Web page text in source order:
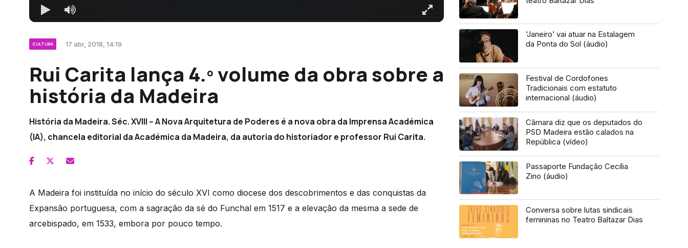
CULTURA 17 abr, 2018, 14:19
Rui Carita lança 4.º volume da obra sobre a
história da Madeira
História da Madeira. Séc. XVIII – A Nova Arquitetura de Poderes é a nova obra da Imprensa Académica
(IA), chancela editorial da Académica da Madeira, da autoria do historiador e professor Rui Carita.
A Madeira foi instituída no início do século XVI como diocese dos descobrimentos e das conquistas da
Expansão portuguesa, com a sagração da sé do Funchal em 1517 e a elevação da mesma a sede de
arcebispado, em 1533, embora por pouco tempo.
‘Janeiro’ vai atuar na Estalagem
da Ponta do Sol (áudio)
Festival de Cordofones
Tradicionais com estatuto
internacional (áudio)
Câmara diz que os deputados do
PSD Madeira estão calados na
República (vídeo)
Passaporte Fundação Cecília
Zino (áudio)
Conversa sobre lutas sindicais
femininas no Teatro Baltazar Dias